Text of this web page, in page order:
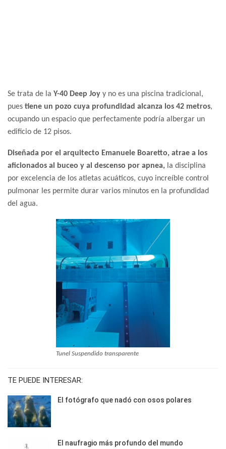
Se trata de la Y-40 Deep Joy y no es una piscina tradicional,
pues tiene un pozo cuya profundidad alcanza los 42 metros,
ocupando un espacio que perfectamente podría albergar un
edificio de 12 pisos.
Diseñada por el arquitecto Emanuele Boaretto, atrae a los
aficionados al buceo y al descenso por apnea, la disciplina
por excelencia de los atletas acuáticos, cuyo increíble control
pulmonar les permite durar varios minutos en la profundidad
del agua.
Tunel Suspendido transparente
TE PUEDE INTERESAR:
El fotógrafo que nadó con osos polares
El naufragio más profundo del mundo